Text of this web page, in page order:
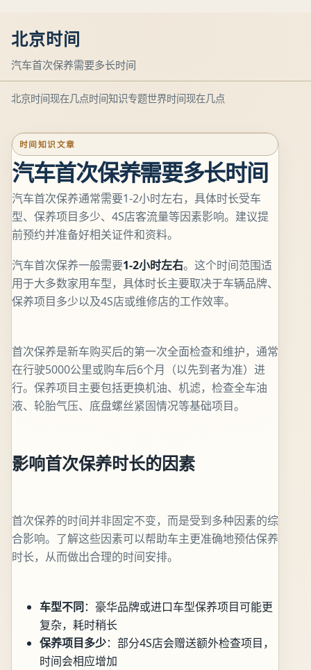
北京时间
汽车首次保养需要多长时间
北京时间现在几点时间知识专题世界时间现在几点
时间知识文章
汽车首次保养需要多长时间
汽车首次保养通常需要1-2小时左右，具体时长受车
型、保养项目多少、4S店客流量等因素影响。建议提
前预约并准备好相关证件和资料。
汽车首次保养一般需要1-2小时左右。这个时间范围适
用于大多数家用车型，具体时长主要取决于车辆品牌、
保养项目多少以及4S店或维修店的工作效率。
首次保养是新车购买后的第一次全面检查和维护，通常
在行驶5000公里或购车后6个月（以先到者为准）进
行。保养项目主要包括更换机油、机滤，检查全车油
液、轮胎气压、底盘螺丝紧固情况等基础项目。
影响首次保养时长的因素
首次保养的时间并非固定不变，而是受到多种因素的综
合影响。了解这些因素可以帮助车主更准确地预估保养
时长，从而做出合理的时间安排。
车型不同：豪华品牌或进口车型保养项目可能更
复杂，耗时稍长
保养项目多少：部分4S店会赠送额外检查项目，
时间会相应增加